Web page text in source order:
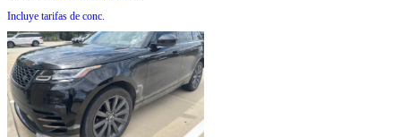
Incluye tarifas de conc.